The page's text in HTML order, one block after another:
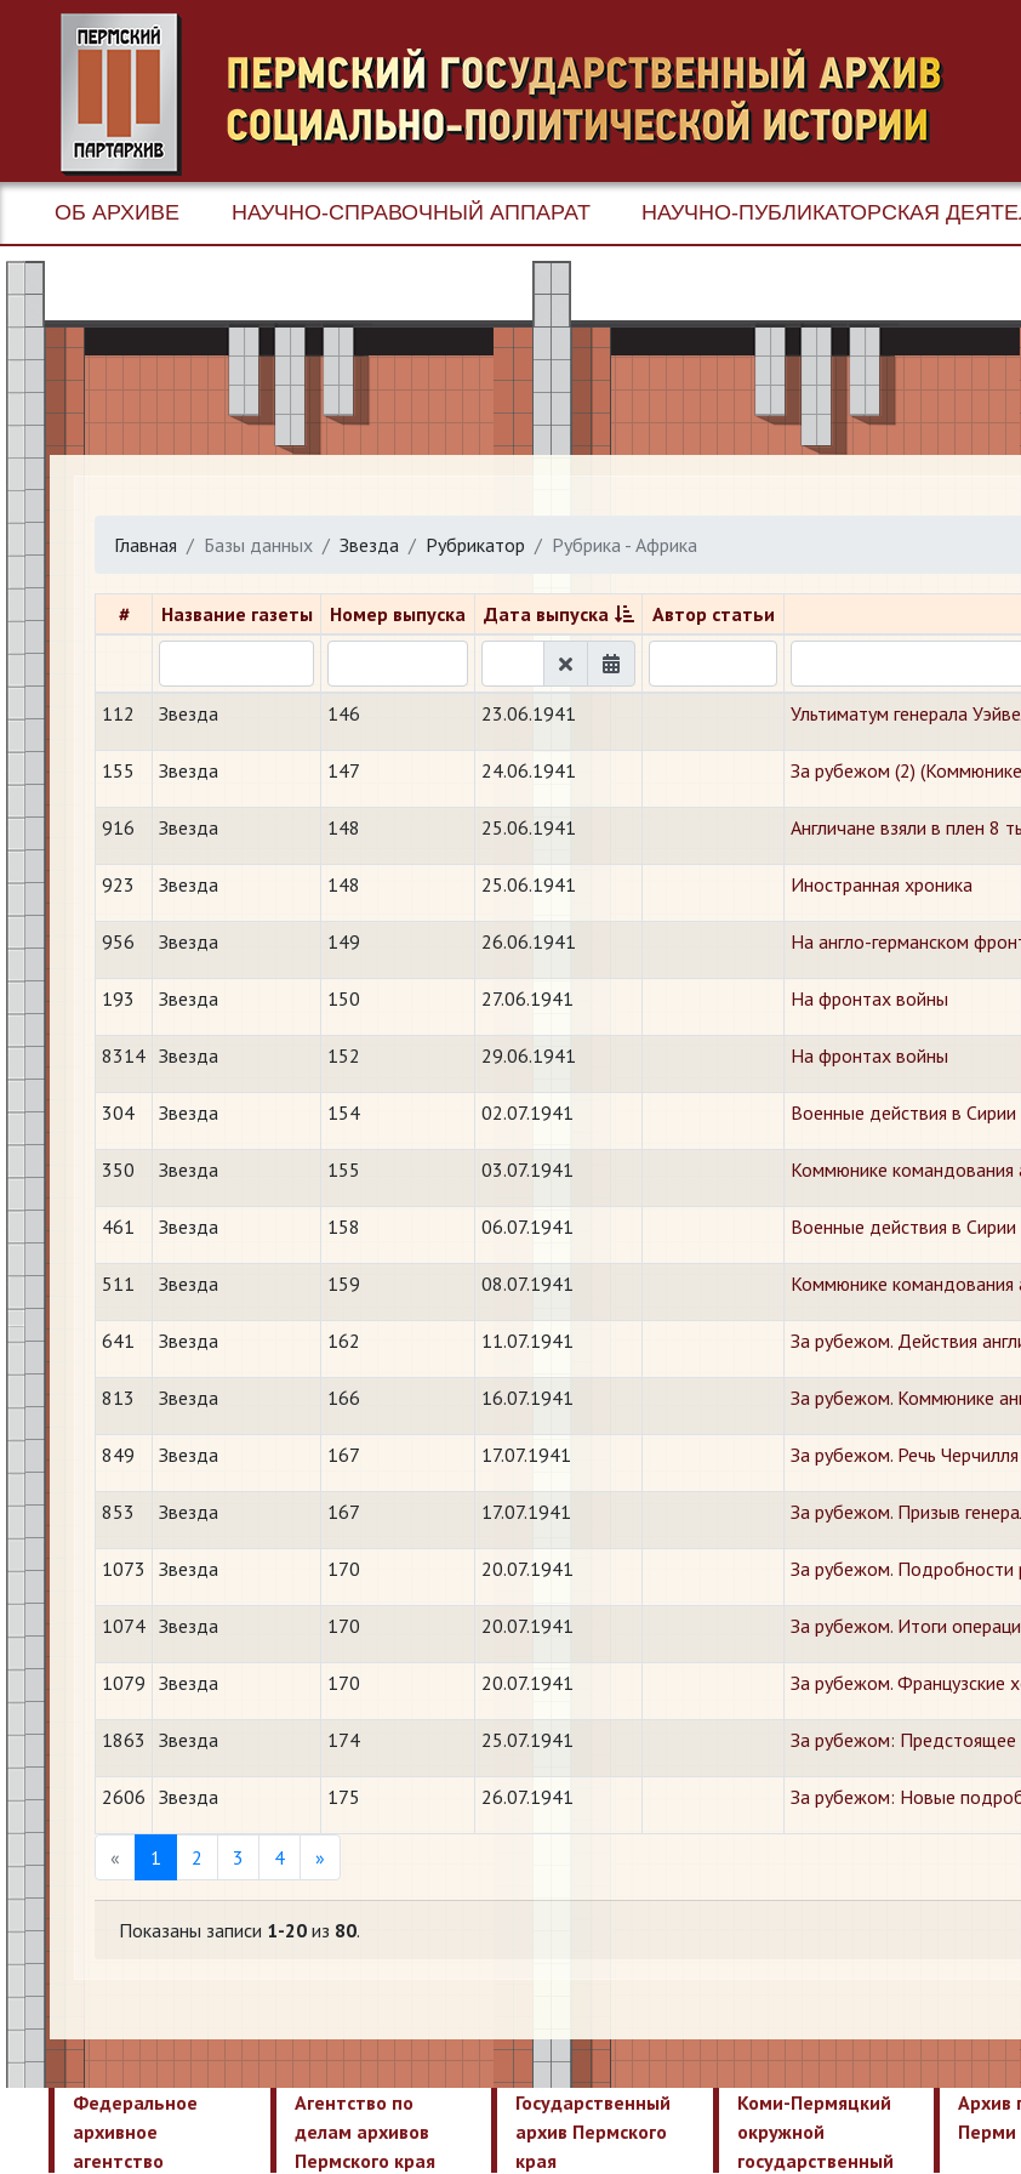
ОБ АРХИВЕ НАУЧНО-СПРАВОЧНЫЙ АППАРАТ НАУЧНО-ПУБЛИКАТОРСКАЯ
Главная Базы данных Звезда Рубрикатор Рубрика - Африка
# Название газеты Номер выпуска Дата выпуска Автор статьи
112 Звезда 146 23.06.1941 Ультиматум генерала
155 Звезда 147 24.06.1941 За рубежом (2)
916 Звезда 148 25.06.1941 Англичане взяли в плен 8
923 Звезда 148 25.06.1941 Иностранная хроника
956 Звезда 149 26.06.1941 На англо-германском
193 Звезда 150 27.06.1941 На фронтах войны
8314 Звезда 152 29.06.1941 На фронтах войны
304 Звезда 154 02.07.1941 Военные действия в
350 Звезда 155 03.07.1941 Коммюнике командования
461 Звезда 158 06.07.1941 Военные действия в
511 Звезда 159 08.07.1941 Коммюнике командования
641 Звезда 162 11.07.1941 За рубежом. Действия
813 Звезда 166 16.07.1941 За рубежом. Коммюнике
849 Звезда 167 17.07.1941 За рубежом. Речь Черчилля
853 Звезда 167 17.07.1941 За рубежом. Призыв
1073 Звезда 170 20.07.1941 За рубежом. Подробности
1074 Звезда 170 20.07.1941 За рубежом. Итоги
1079 Звезда 170 20.07.1941 За рубежом. Французские
1863 Звезда 174 25.07.1941 За рубежом: Предстоящее
2606 Звезда 175 26.07.1941 За рубежом: Новые
« Previous
1 2 3 4 »
Показаны записи 1-20 из 80.
Федеральное
архивное
агентство
Агентство по
делам архивов
Пермского края
Государственный
архив Пермского
края
Коми-Пермяцкий
окружной
государственный
Архив
Перми